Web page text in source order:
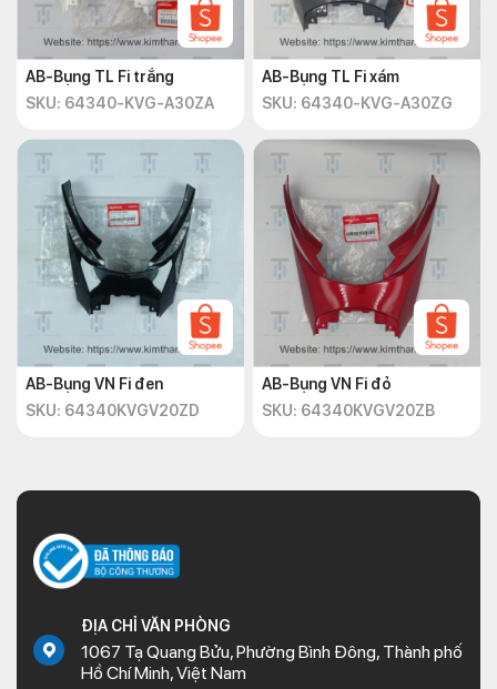
AB-Bụng TL Fi trắng
SKU: 64340-KVG-A30ZA
AB-Bụng TL Fi xám
SKU: 64340-KVG-A30ZG
AB-Bụng VN Fi đen
SKU: 64340KVGV20ZD
AB-Bụng VN Fi đỏ
SKU: 64340KVGV20ZB
ĐỊA CHỈ VĂN PHÒNG
1067 Tạ Quang Bửu, Phường Bình Đông, Thành phố
Hồ Chí Minh, Việt Nam